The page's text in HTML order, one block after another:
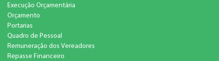
Execução Orçamentária
Orçamento
Portarias
Quadro de Pessoal
Remuneração dos Vereadores
Repasse Financeiro